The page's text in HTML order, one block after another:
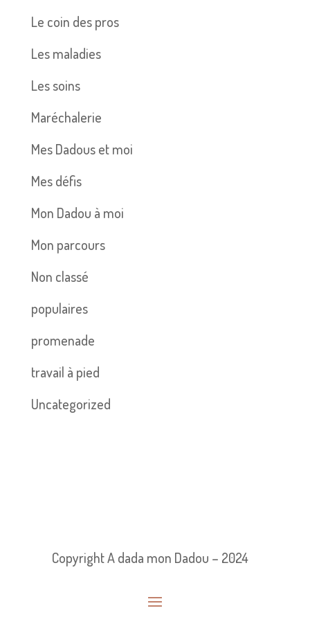
Le coin des pros
Les maladies
Les soins
Maréchalerie
Mes Dadous et moi
Mes défis
Mon Dadou à moi
Mon parcours
Non classé
populaires
promenade
travail à pied
Uncategorized
Copyright A dada mon Dadou – 2024